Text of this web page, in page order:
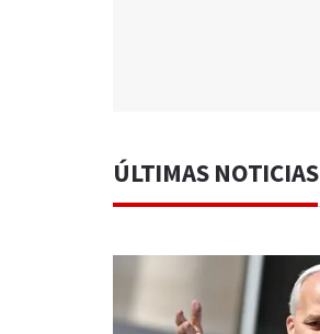
ÚLTIMAS NOTICIAS